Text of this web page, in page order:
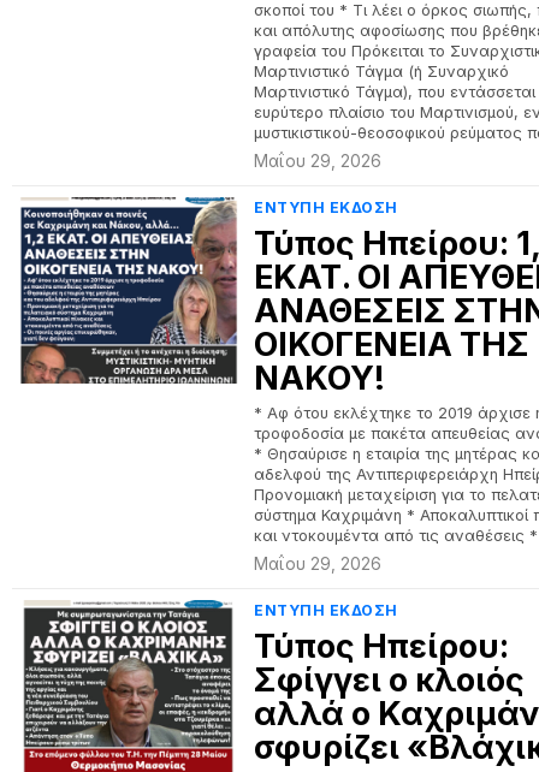
σκοποί του * Τι λέει ο όρκος σιωπής,
και απόλυτης αφοσίωσης που
γραφεία του Πρόκειται το
Μαρτινιστικό Τάγμα (ή Συναρχικό
Μαρτινιστικό Τάγμα), που
ευρύτερο πλαίσιο του Μαρτινισμού,
μυστικιστικού-θεοσοφικού ρεύματος
Μαΐου 29, 2026
ΕΝΤΥΠΗ ΕΚΔΟΣΗ
Τύπος Ηπείρου:
ΕΚΑΤ. ΟΙ
ΑΝΑΘΕΣΕΙΣ
ΟΙΚΟΓΕΝΕΙΑ ΤΗΣ
ΝΑΚΟΥ!
* Αφ ότου εκλέχτηκε το 2019 άρχισε
τροφοδοσία με πακέτα απευθείας
* Θησαύρισε η εταιρία της μητέρας
αδελφού της Αντιπεριφερειάρχη
Προνομιακή μεταχείριση για το
σύστημα Καχριμάνη * Αποκαλυπτικοί
και ντοκουμέντα από τις αναθέσεις *
Μαΐου 29, 2026
ΕΝΤΥΠΗ ΕΚΔΟΣΗ
Τύπος Ηπείρου:
Σφίγγει ο κλοιός
αλλά ο
σφυρίζει